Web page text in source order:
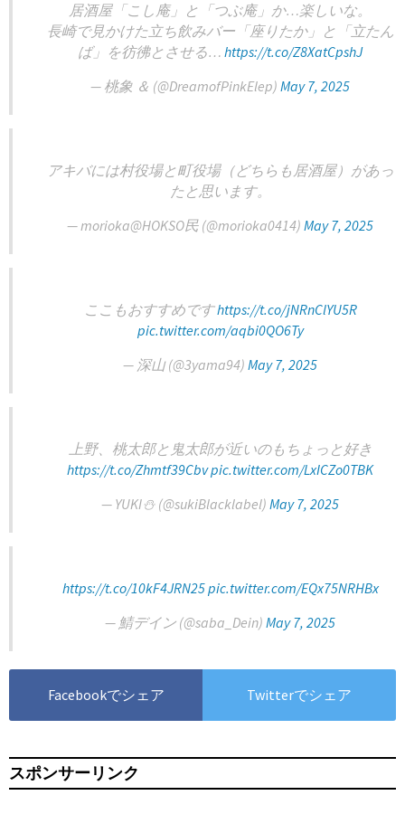
居酒屋「こし庵」と「つぶ庵」か…楽しいな。
長崎で見かけた立ち飲みバー「座りたか」と「立たん
ば」を彷彿とさせる… https://t.co/Z8XatCpshJ
— 桃象 ＆️ (@DreamofPinkElep) May 7, 2025
アキバには村役場と町役場（どちらも居酒屋）があっ
たと思います。
— morioka@HOKSO民 (@morioka0414) May 7, 2025
ここもおすすめですhttps://t.co/jNRnClYU5R
pic.twitter.com/aqbi0QO6Ty
— 深山 (@3yama94) May 7, 2025
上野、桃太郎と鬼太郎が近いのもちょっと好き
https://t.co/Zhmtf39Cbvpic.twitter.com/LxICZo0TBK
— YUKI⛄️ (@sukiBlacklabel) May 7, 2025
https://t.co/10kF4JRN25pic.twitter.com/EQx75NRHBx
— 鯖デイン (@saba_Dein) May 7, 2025
Facebookでシェア Twitterでシェア
スポンサーリンク